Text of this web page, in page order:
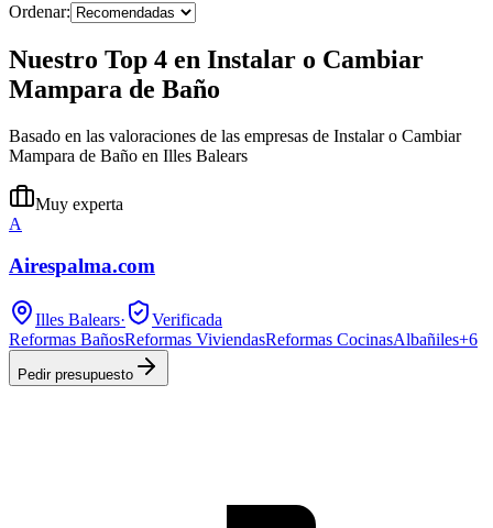
Ordenar:
Nuestro Top 4 en Instalar o Cambiar
Mampara de Baño
Basado en las valoraciones de las empresas de Instalar o Cambiar
Mampara de Baño en Illes Balears
Muy experta
A
Airespalma.com
Illes Balears·
Verificada
Reformas BañosReformas ViviendasReformas CocinasAlbañiles+6
Pedir presupuesto